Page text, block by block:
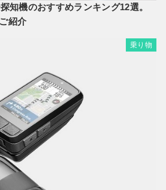
知機のおすすめランキング12選。
紹介
乗り物